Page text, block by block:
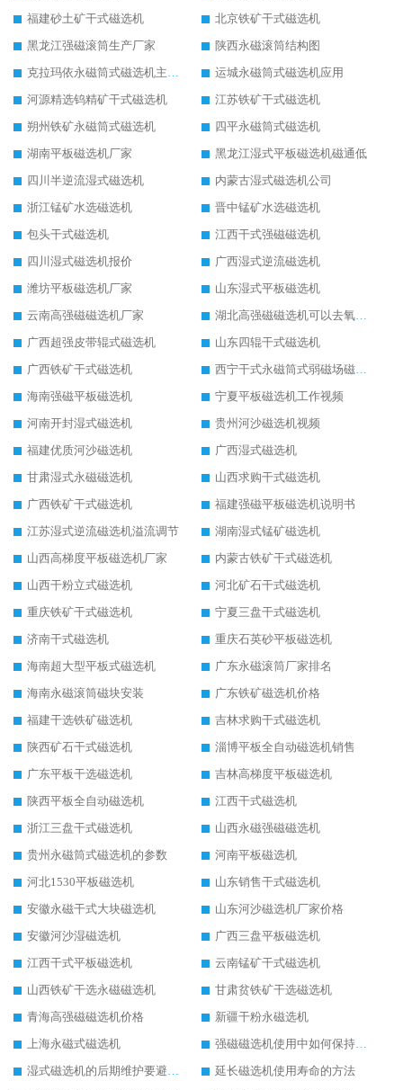
福建砂土矿干式磁选机
北京铁矿干式磁选机
黑龙江强磁滚筒生产厂家
陕西永磁滚筒结构图
克拉玛依永磁筒式磁选机主要技术参数
运城永磁筒式磁选机应用
河源精选钨精矿干式磁选机
江苏铁矿干式磁选机
朔州铁矿永磁筒式磁选机
四平永磁筒式磁选机
湖南平板磁选机厂家
黑龙江湿式平板磁选机磁通低
四川半逆流湿式磁选机
内蒙古湿式磁选机公司
浙江锰矿水选磁选机
晋中锰矿水选磁选机
包头干式磁选机
江西干式强磁磁选机
四川湿式磁选机报价
广西湿式逆流磁选机
潍坊平板磁选机厂家
山东湿式平板磁选机
云南高强磁磁选机厂家
湖北高强磁磁选机可以去氧化铝
广西超强皮带辊式磁选机
山东四辊干式磁选机
广西铁矿干式磁选机
西宁干式永磁筒式弱磁场磁选机结构图
海南强磁平板磁选机
宁夏平板磁选机工作视频
河南开封湿式磁选机
贵州河沙磁选机视频
福建优质河沙磁选机
广西湿式磁选机
甘肃湿式永磁磁选机
山西求购干式磁选机
广西铁矿干式磁选机
福建强磁平板磁选机说明书
江苏湿式逆流磁选机溢流调节
湖南湿式锰矿磁选机
山西高梯度平板磁选机厂家
内蒙古铁矿干式磁选机
山西干粉立式磁选机
河北矿石干式磁选机
重庆铁矿干式磁选机
宁夏三盘干式磁选机
济南干式磁选机
重庆石英砂平板磁选机
海南超大型平板式磁选机
广东永磁滚筒厂家排名
海南永磁滚筒磁块安装
广东铁矿磁选机价格
福建干选铁矿磁选机
吉林求购干式磁选机
陕西矿石干式磁选机
淄博平板全自动磁选机销售
广东平板干选磁选机
吉林高梯度平板磁选机
陕西平板全自动磁选机
江西干式磁选机
浙江三盘干式磁选机
山西永磁强磁磁选机
贵州永磁筒式磁选机的参数
河南平板磁选机
河北1530平板磁选机
山东销售干式磁选机
安徽永磁干式大块磁选机
山东河沙磁选机厂家价格
安徽河沙湿磁选机
广西三盘平板磁选机
江西干式平板磁选机
云南锰矿干式磁选机
山西铁矿干选永磁磁选机
甘肃贫铁矿干选磁选机
青海高强磁磁选机价格
新疆干粉永磁选机
上海永磁式磁选机
强磁磁选机使用中如何保持其顺畅运行
湿式磁选机的后期维护要避开哪些坑
延长磁选机使用寿命的方法